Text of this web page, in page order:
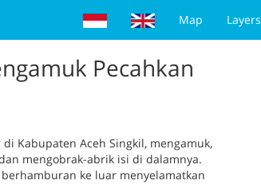
Map Layers
Pecahkan
Kabupaten Aceh Singkil, mengamuk,
mengobrak-abrik isi di dalamnya.
ke luar menyelamatkan